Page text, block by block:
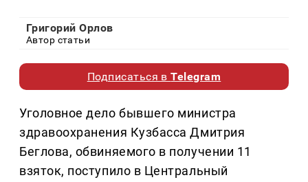
Григорий Орлов
Автор статьи
Подписаться вTelegram
Уголовное дело бывшего министра
здравоохранения Кузбасса Дмитрия
Беглова, обвиняемого в получении 11
взяток, поступило в Центральный